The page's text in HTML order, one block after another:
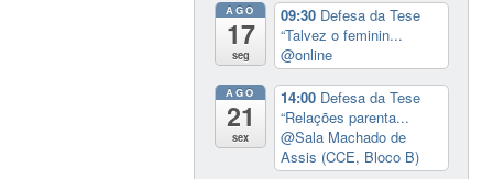
AGO
17
seg
09:30 Defesa da Tese
“Talvez o feminin...
@online
AGO
21
sex
14:00 Defesa da Tese
“Relações parenta...
@Sala Machado de
Assis (CCE, Bloco B)